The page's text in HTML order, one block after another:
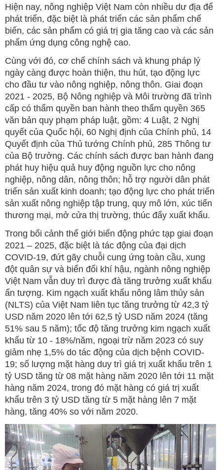
Hiện nay, nông nghiệp Việt Nam còn nhiều dư địa để
phát triển, đặc biệt là phát triển các sản phẩm chế
biến, các sản phẩm có giá trị gia tăng cao và các sản
phẩm ứng dụng công nghệ cao.
Cùng với đó, cơ chế chính sách và khung pháp lý
ngày càng được hoàn thiện, thu hút, tạo động lực
cho đầu tư vào nông nghiệp, nông thôn. Giai đoạn
2021 - 2025, Bộ Nông nghiệp và Môi trường đã trình
cấp có thẩm quyền ban hành theo thẩm quyền 365
văn bản quy phạm pháp luật, gồm: 4 Luật, 2 Nghị
quyết của Quốc hội, 60 Nghị định của Chính phủ, 14
Quyết định của Thủ tướng Chính phủ, 285 Thông tư
của Bộ trưởng. Các chính sách được ban hành đang
phát huy hiệu quả huy động nguồn lực cho nông
nghiệp, nông dân, nông thôn; hỗ trợ người dân phát
triển sản xuất kinh doanh; tạo động lực cho phát triển
sản xuất nông nghiệp tập trung, quy mô lớn, xúc tiến
thương mại, mở cửa thị trường, thúc đẩy xuất khẩu.
Trong bối cảnh thế giới biến động phức tạp giai đoạn
2021 – 2025, đặc biệt là tác động của đại dịch
COVID-19, đứt gãy chuỗi cung ứng toàn cầu, xung
đột quân sự và biến đổi khí hậu, ngành nông nghiệp
Việt Nam vẫn duy trì được đà tăng trưởng xuất khẩu
ấn tượng. Kim ngạch xuất khẩu nông lâm thủy sản
(NLTS) của Việt Nam liên tục tăng trưởng từ 42,3 tỷ
USD năm 2020 lên tới 62,5 tỷ USD năm 2024 (tăng
51% sau 5 năm); tốc độ tăng trưởng kim ngạch xuất
khẩu từ 10 - 18%/năm, ngoại trừ năm 2023 có suy
giảm nhẹ 1,5% do tác động của dịch bệnh COVID-
19; số lượng mặt hàng duy trì giá trị xuất khẩu trên 1
tỷ USD tăng từ 08 mặt hàng năm 2020 lên tới 11 mặt
hàng năm 2024, trong đó mặt hàng có giá trị xuất
khẩu trên 3 tỷ USD tăng từ 5 mặt hàng lên 7 mặt
hàng, tăng 40% so với năm 2020.